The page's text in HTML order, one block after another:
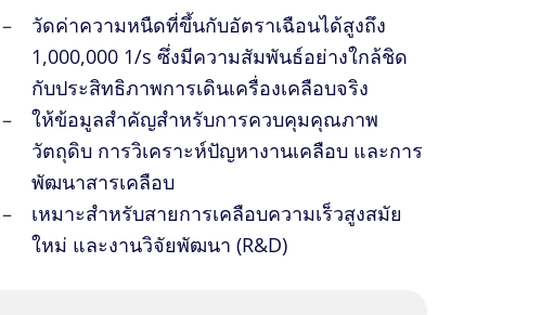
วัดค่าความหนืดที่ขึ้นกับอัตราเฉือนได้สูงถึง
1,000,000 1/s ซึ่งมีความสัมพันธ์อย่างใกล้ชิด
กับประสิทธิภาพการเดินเครื่องเคลือบจริง
ให้ข้อมูลสำคัญสำหรับการควบคุมคุณภาพ
วัตถุดิบ การวิเคราะห์ปัญหางานเคลือบ และการ
พัฒนาสารเคลือบ
เหมาะสำหรับสายการเคลือบความเร็วสูงสมัย
ใหม่ และงานวิจัยพัฒนา (R&D)